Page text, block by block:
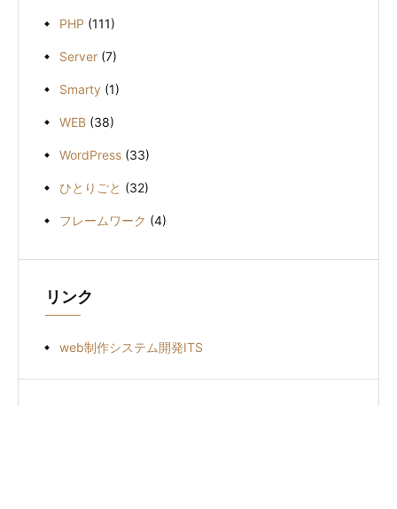
PHP (111)
Server (7)
Smarty (1)
WEB (38)
WordPress (33)
ひとりごと (32)
フレームワーク (4)
リンク
web制作システム開発ITS